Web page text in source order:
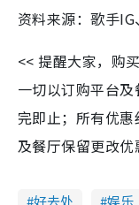
资料来源：歌手
<< 提醒大家，购
一切以订购平台
完即止；所有优
及餐厅保留更改
好去处 娱乐